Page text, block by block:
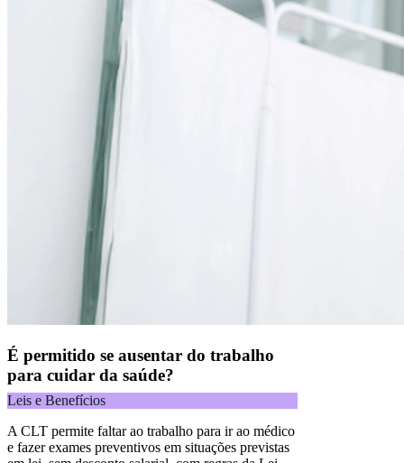
É permitido se ausentar do trabalho
para cuidar da saúde?
Leis e Benefícios
A CLT permite faltar ao trabalho para ir ao médico
e fazer exames preventivos em situações previstas